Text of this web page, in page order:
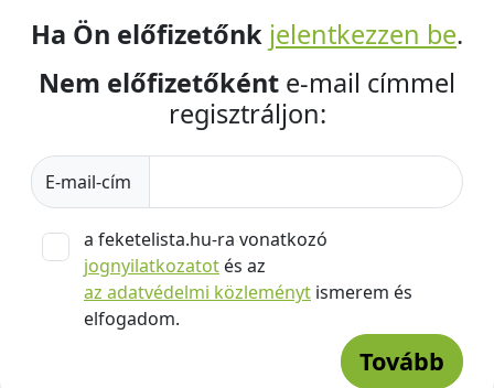
Ha Ön előfizetőnk jelentkezzen be.
Nem előfizetőként e-mail címmel
regisztráljon:
E-mail-cím
a feketelista.hu-ra vonatkozó
jognyilatkozatot és az
az adatvédelmi közleményt ismerem és
elfogadom.
Tovább